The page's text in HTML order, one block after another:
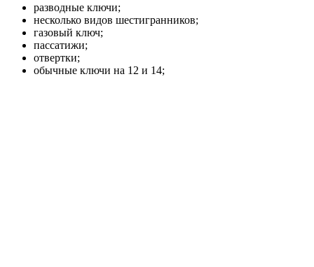
разводные ключи;
несколько видов шестигранников;
газовый ключ;
пассатижи;
отвертки;
обычные ключи на 12 и 14;